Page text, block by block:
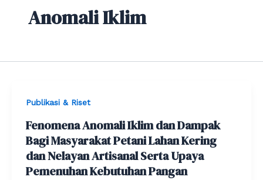
Anomali Iklim
Publikasi & Riset
Fenomena Anomali Iklim dan Dampak
Bagi Masyarakat Petani Lahan Kering
dan Nelayan Artisanal Serta Upaya
Pemenuhan Kebutuhan Pangan